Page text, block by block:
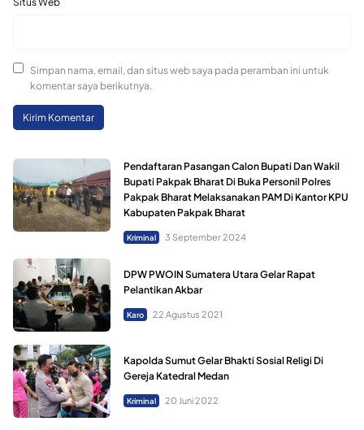
Simpan nama, email, dan situs web saya pada peramban ini untuk
komentar saya berikutnya.
Pendaftaran Pasangan Calon Bupati Dan Wakil
Bupati Pakpak Bharat Di Buka Personil Polres
Pakpak Bharat Melaksanakan PAM Di Kantor KPU
Kabupaten Pakpak Bharat
Kriminal 3 September 2024
DPW PWOIN Sumatera Utara Gelar Rapat
Pelantikan Akbar
Karo 22 Agustus 2021
Kapolda Sumut Gelar Bhakti Sosial Religi Di
Gereja Katedral Medan
Kriminal 20 Juni 2022